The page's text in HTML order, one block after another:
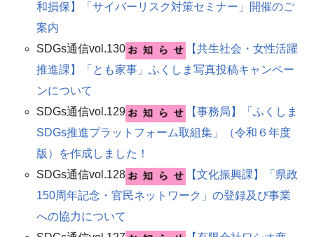
和損保】「サイバーリスク対策セミナー」開催のご
案内
SDGs通信vol.130
【共生社会・女性活躍
推進課】「とも家事」ふくしま写真投稿キャンペー
ンについて​
SDGs通信vol.129
【事務局】「ふくしま
SDGs推進プラットフォーム取組集」（令和６年度
版）を作成しました！​
SDGs通信vol.128
【文化振興課】「県政
150周年記念・官民ネットワーク」の登録及び事業
への協力について